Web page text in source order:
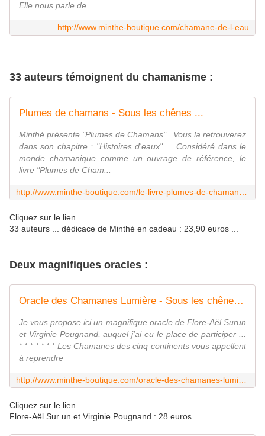
Elle nous parle de...
http://www.minthe-boutique.com/chamane-de-l-eau
33 auteurs témoignent du chamanisme :
Plumes de chamans - Sous les chênes ...
Minthé présente "Plumes de Chamans" . Vous la retrouverez
dans son chapitre : "Histoires d'eaux" ... Considéré dans le
monde chamanique comme un ouvrage de référence, le
livre "Plumes de Cham...
Cliquez sur le lien ...
33 auteurs ... dédicace de Minthé en cadeau : 23,90 euros ...
Deux magnifiques oracles :
Oracle des Chamanes Lumière - Sous les chênes ...
Je vous propose ici un magnifique oracle de Flore-Aël Surun
et Virginie Pougnand, auquel j'ai eu le place de participer ...
* * * * * * * Les Chamanes des cinq continents vous appellent
à reprendre
Cliquez sur le lien ...
Flore-Aël Sur un et Virginie Pougnand : 28 euros ...